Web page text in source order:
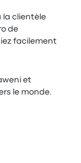
la clientèle
de
facilement
et
le monde.